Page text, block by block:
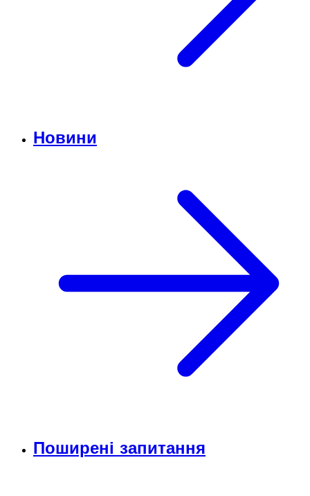
Новини
Поширені запитання